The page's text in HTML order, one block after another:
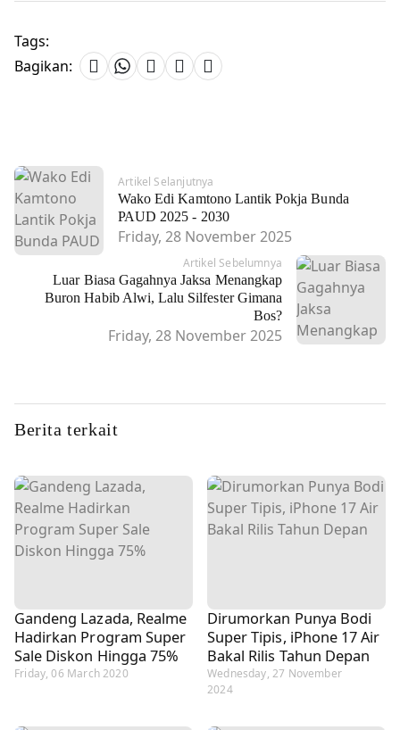
Tags:
Bagikan:
Artikel Selanjutnya
Wako Edi Kamtono Lantik Pokja Bunda
PAUD 2025 - 2030
Friday, 28 November 2025
Artikel Sebelumnya
Luar Biasa Gagahnya Jaksa Menangkap
Buron Habib Alwi, Lalu Silfester Gimana
Bos?
Friday, 28 November 2025
Berita terkait
Gandeng Lazada, Realme
Hadirkan Program Super
Sale Diskon Hingga 75%
Friday, 06 March 2020
Dirumorkan Punya Bodi
Super Tipis, iPhone 17 Air
Bakal Rilis Tahun Depan
Wednesday, 27 November
2024